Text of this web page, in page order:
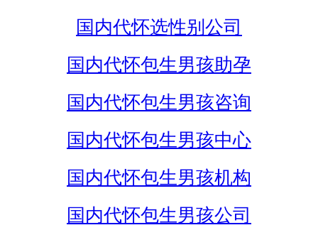
国内代怀选性别公司
国内代怀包生男孩助孕
国内代怀包生男孩咨询
国内代怀包生男孩中心
国内代怀包生男孩机构
国内代怀包生男孩公司